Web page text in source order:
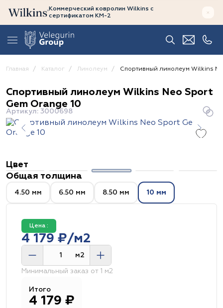
Коммерческий ковролин Wilkins с
сертификатом КМ-2
Главная Каталог Линолеум Спортивный линолеум Wilkins
Спортивный линолеум Wilkins Neo Sport
Gem Orange 10
Артикул: 3000698
Цвет
Общая толщина
4.50 мм 6.50 мм 8.50 мм 10 мм
Цена :
4 179 ₽/м2
м2
Минимальный заказ от 1 м2
Итого
4 179 ₽